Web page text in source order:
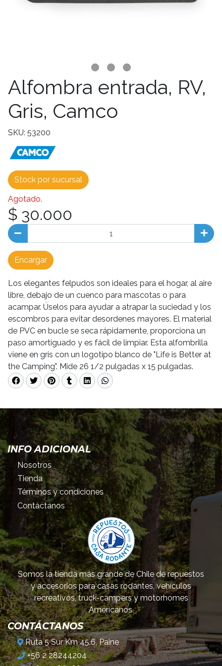
Alfombra entrada, RV,
Gris, Camco
SKU: 53200
Stock por sucursal
Agotado.
$ 30.000
Encargar
Los elegantes felpudos son ideales para el hogar, al aire
libre, debajo de un cuenco para mascotas o para
acampar. Úselos para ayudar a atrapar la suciedad y los
escombros para evitar desordenes mayores. El material
de PVC en bucle se seca rápidamente, proporciona un
paso amortiguado y es fácil de limpiar. Esta alfombrilla
viene en gris con un logotipo blanco de "Life is Better at
the Camping". Mide 26 1/2 pulgadas x 15 pulgadas.
INFO ADICIONAL
Nosotros
Tienda
Términos y condiciones
Contáctanos
Somos la tienda más grande de Chile de repuestos
y accesorios para casas rodantes, vehículos
recreativos, truck-campers y motorhomes
Americanos.
CONTÁCTANOS
Ruta 5 Sur Km 45.6, Paine
+56 2 28244204